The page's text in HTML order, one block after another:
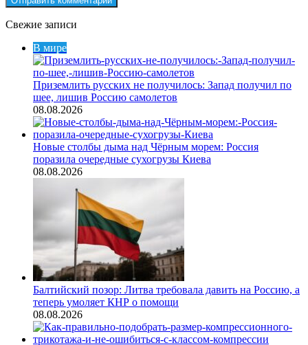
Свежие записи
В мире
Приземлить русских не получилось: Запад получил по
шее, лишив Россию самолетов
08.08.2026
Новые столбы дыма над Чёрным морем: Россия
поразила очередные сухогрузы Киева
08.08.2026
Балтийский позор: Литва требовала давить на Россию, а
теперь умоляет КНР о помощи
08.08.2026